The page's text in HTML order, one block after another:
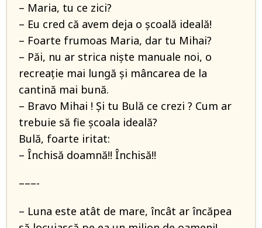
– Maria, tu ce zici?
– Eu cred că avem deja o şcoală ideală!
– Foarte frumoas Maria, dar tu Mihai?
– Păi, nu ar strica nişte manuale noi, o
recreaţie mai lungă şi mâncarea de la
cantină mai bună.
– Bravo Mihai ! Şi tu Bulă ce crezi ? Cum ar
trebuie să fie şcoala ideală?
Bulă, foarte iritat:
– Închisă doamnă!! Închisă!!
–––-
– Luna este atât de mare, încât ar încăpea